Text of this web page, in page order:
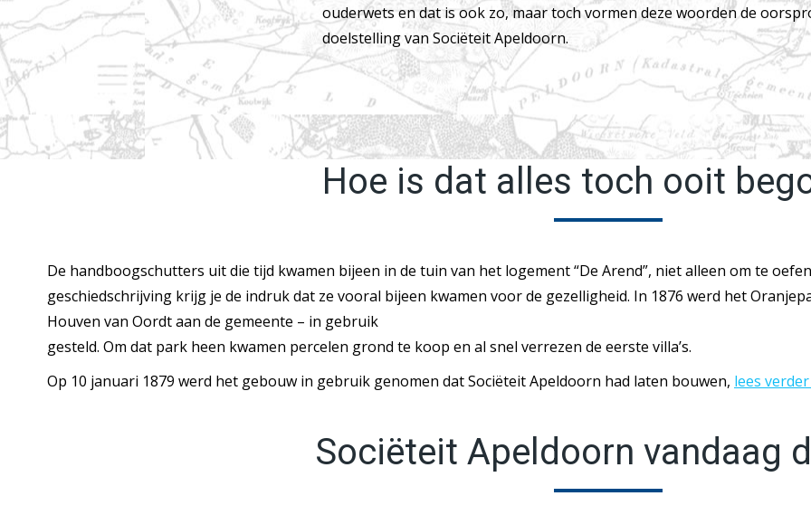
ouderwets en dat is ook zo, maar toch vormen deze woorden de
doelstelling van Sociëteit Apeldoorn.
Hoe is dat alles toch ooit
De handboogschutters uit die tijd kwamen bijeen in de tuin van het logement “De Arend”, niet alleen om te
geschiedschrijving krijg je de indruk dat ze vooral bijeen kwamen voor de gezelligheid. In 1876 werd het
Houven van Oordt aan de gemeente – in gebruik
gesteld. Om dat park heen kwamen percelen grond te koop en al snel verrezen de eerste villa’s.
Op 10 januari 1879 werd het gebouw in gebruik genomen dat Sociëteit Apeldoorn had laten bouwen, lees
Sociëteit Apeldoorn vandaag